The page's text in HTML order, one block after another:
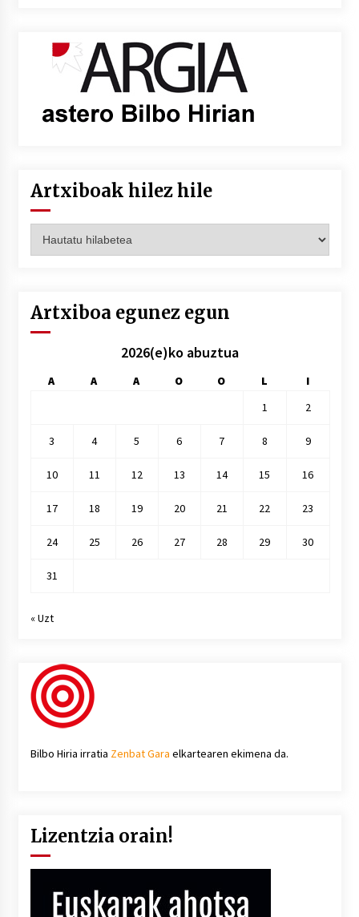
Artxiboak hilez hile
hilez
Artxiboa egunez egun
2026(e)ko abuztua
A A A O O L
I
1
2
3 4 5 6 7 8 9
10 11 12 13 14 15 16
17 18 19 20 21 22 23
24 25 26 27 28 29 30
31
« Uzt
Bilbo Hiria irratia Zenbat Gara elkartearen ekimena da.
Lizentzia orain!